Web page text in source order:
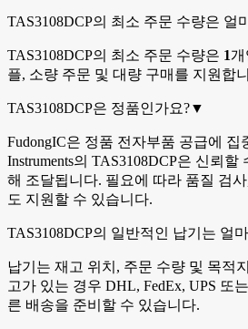
TAS3108DCP의 최소 주문 수량은 얼
TAS3108DCP의 최소 주문 수량은 1개
플, 소량 주문 및 대량 구매를 지원합
TAS3108DCP은 정품인가요?▼
FudongIC은 정품 전자부품 공급에 집
Instruments의 TAS3108DCP은 신뢰
해 조달됩니다. 필요에 따라 품질 검
도 지원할 수 있습니다.
TAS3108DCP의 일반적인 납기는 얼
납기는 재고 위치, 주문 수량 및 목적
고가 있는 경우 DHL, FedEx, UPS 또
른 배송을 준비할 수 있습니다.